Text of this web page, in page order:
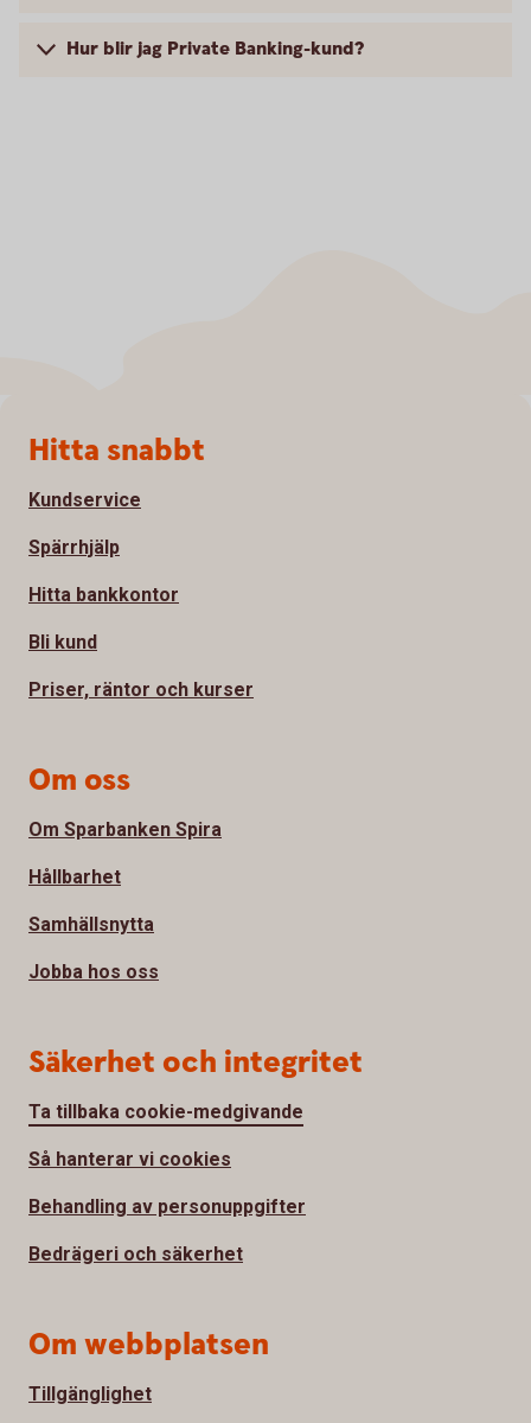
Hur blir jag Private Banking-kund?
Sidfot
Hitta snabbt
Kundservice
Spärrhjälp
Hitta bankkontor
Bli kund
Priser, räntor och kurser
Om oss
Om Sparbanken Spira
Hållbarhet
Samhällsnytta
Jobba hos oss
Säkerhet och integritet
Ta tillbaka cookie-medgivande
Så hanterar vi cookies
Behandling av personuppgifter
Bedrägeri och säkerhet
Om webbplatsen
Tillgänglighet